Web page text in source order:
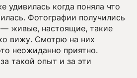
удивилась когда поняла что
Фотографии получились
живые, настоящие, такие
вижу. Смотрю на них
неожиданно приятно.
такой опыт и за эти